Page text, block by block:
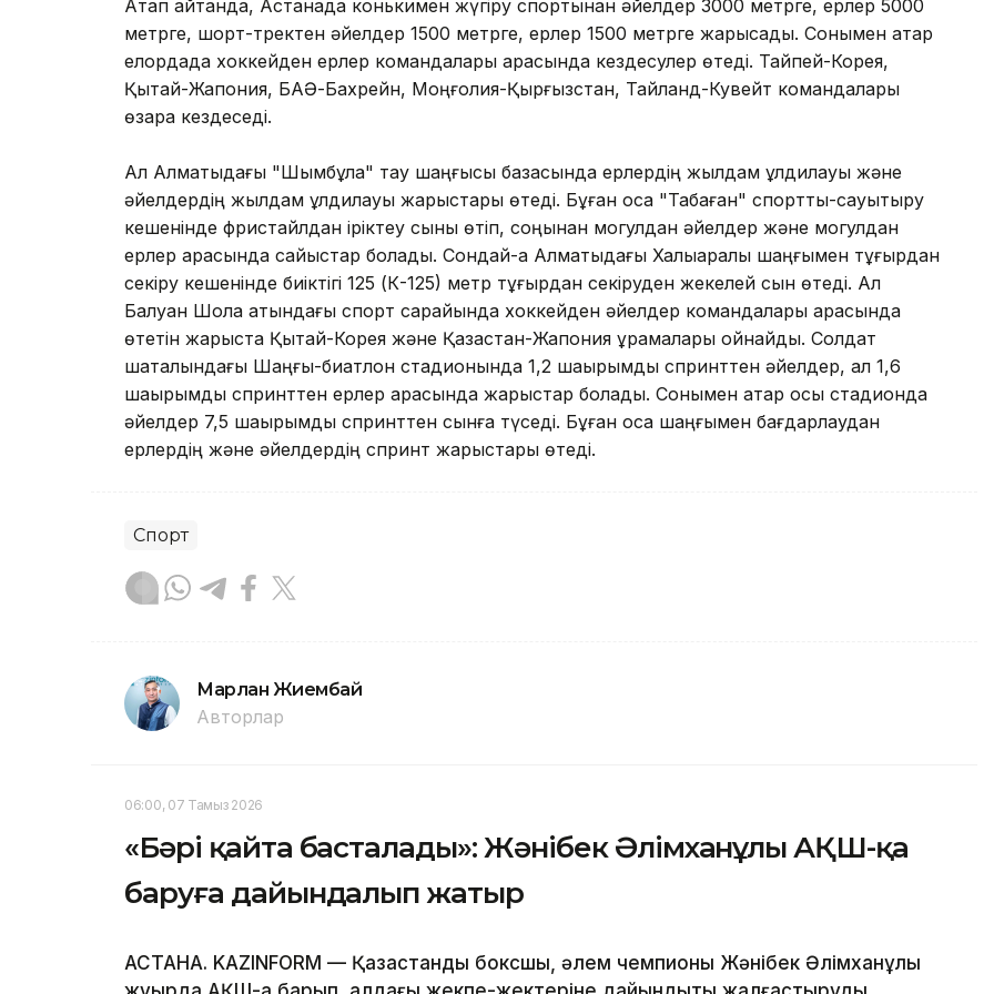
Атап айтқанда, Астанада конькимен жүгіру спортынан әйелдер 3000 метрге, ерлер 5000
метрге, шорт-тректен әйелдер 1500 метрге, ерлер 1500 метрге жарысады. Сонымен қатар
елордада хоккейден ерлер командалары арасында кездесулер өтеді. Тайпей-Корея,
Қытай-Жапония, БАӘ-Бахрейн, Моңғолия-Қырғызстан, Тайланд-Кувейт командалары
өзара кездеседі.
Ал Алматыдағы "Шымбұлақ" тау шаңғысы базасында ерлердің жылдам құлдилауы және
әйелдердің жылдам құлдилауы жарыстары өтеді. Бұған қоса "Табаған" спорттық-сауықтыру
кешенінде фристайлдан іріктеу сыны өтіп, соңынан могулдан әйелдер және могулдан
ерлер арасында сайыстар болады. Сондай-ақ Алматыдағы Халықаралық шаңғымен тұғырдан
секіру кешенінде биіктігі 125 (К-125) метр тұғырдан секіруден жекелей сын өтеді. Ал
Балуан Шолақ атындағы спорт сарайында хоккейден әйелдер командалары арасында
өтетін жарыста Қытай-Корея және Қазақстан-Жапония құрамалары ойнайды. Солдат
шатқалындағы Шаңғы-биатлон стадионында 1,2 шақырымдық спринттен әйелдер, ал 1,6
шақырымдық спринттен ерлер арасында жарыстар болады. Сонымен қатар осы стадионда
әйелдер 7,5 шақырымдық спринттен сынға түседі. Бұған қоса шаңғымен бағдарлаудан
ерлердің және әйелдердің спринт жарыстары өтеді.
Спорт
Марлан Жиембай
Авторлар
06:00, 07 Тамыз 2026
«Бәрі қайта басталады»: Жәнібек Әлімханұлы АҚШ-қа
баруға дайындалып жатыр
АСТАНА. KAZINFORM — Қазақстандық боксшы, әлем чемпионы Жәнібек Әлімханұлы